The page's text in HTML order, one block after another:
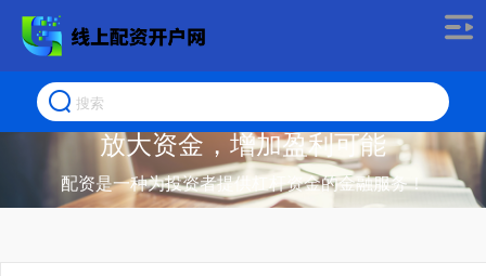
放大资金，增加盈利可能
配资是一种为投资者提供杠杆资金的金融服务！